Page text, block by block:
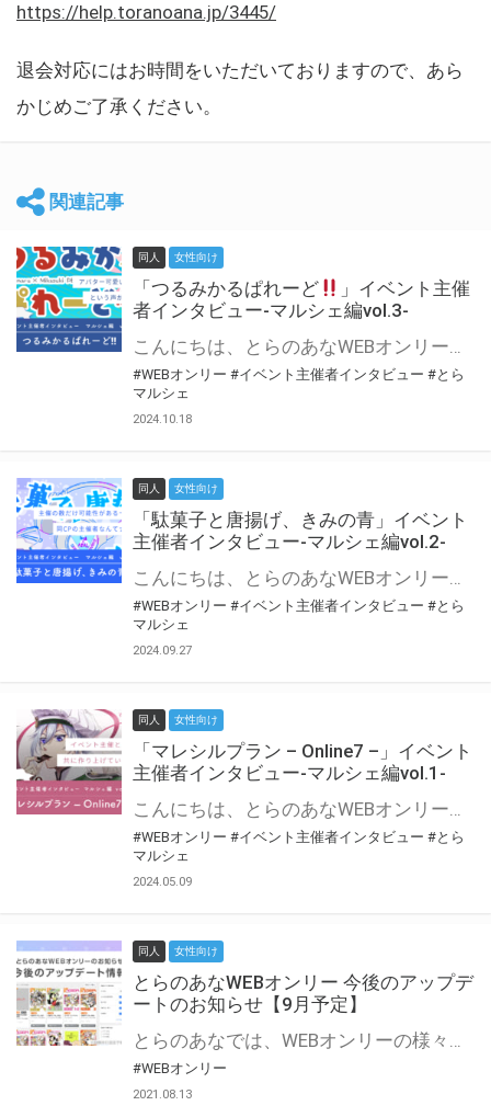
https://help.toranoana.jp/3445/
退会対応にはお時間をいただいておりますので、あら
かじめご了承ください。
関連記事
同人 女性向け
「つるみかるぱれーど
」イベント主催
者インタビュー-マルシェ編vol.3-
こんにちは、とらのあなWEBオンリー運営スタッフです。 新たにお届けする、イベント主催者インタビュー-マルシェ編-は、 とらのあなWEBオンリー「マルシェ」をご利用した主催様に 「マルシェ」を使って開催した感想や心がけをお聞きする企画です。 今回は、WEBオンリー初開催「つるみかるぱれーど
#WEBオンリー #イベント主催者インタビュー #とら
マルシェ
2024.10.18
同人 女性向け
「駄菓子と唐揚げ、きみの青」イベント
主催者インタビュー-マルシェ編vol.2-
こんにちは、とらのあなWEBオンリー運営スタッフです。 新たにお届けする、イベント主催者インタビュー-マルシェ編-は、 とらのあなWEBオンリー「マルシェ」をご利用の主催様に 「マルシェ」を使ってイベントを開催した感想や心がけをお聞きする企画です。 今回は、WEBオンリー初開催「駄菓子と唐揚げ、きみの青」より、 主催のぎこ六屋様にお話を伺いました。 協力：ぎこ六屋様／イベント公式Twitter（@krkgwks） とらのあなWEBオンリー「マルシェ」とは？ WEBオンリーでリアルタイムでコミュニケーションがとれるオンライン会場です。
#WEBオンリー #イベント主催者インタビュー #とら
マルシェ
2024.09.27
同人 女性向け
「マレシルプラン – Online7 –」イベント
主催者インタビュー-マルシェ編vol.1-
こんにちは、とらのあなWEBオンリー運営スタッフです。 新たにお届けする、イベント主催者インタビュー-マルシェ編-は、 とらのあなWEBオンリー「マルシェ」をご利用した主催様に 「マルシェ」を使って開催した感想や心がけをお聞きする企画です。 今回は、WEBオンリー開催7回目迎えた「マレシルプラン – Online7 –」より、 主催の玉川うた様にお話を伺いました。 ▼マレシルプランのインタビュー前回記事 「イベント主催者インタビュー vol.6」はこちら 協力：玉川うた様（マレシルプラン実行委員会 代表）／イベント公式Twitter（@mallesil_plan） とらのあなWEBオンリー「マルシェ」とは？ WEBオンリーでリアルタイムでコミュニケーションがとれるオンライン会場です。
#WEBオンリー #イベント主催者インタビュー #とら
マルシェ
2024.05.09
同人 女性向け
とらのあなWEBオンリー 今後のアップデ
ートのお知らせ【9月予定】
とらのあなでは、WEBオンリーの様々な支援を実施しています。 今回は2021年9月に実装を予定しているアップデート情報についてご紹介いたします。 とらのあなWEBオンリーサイトはこちら
#WEBオンリー
2021.08.13